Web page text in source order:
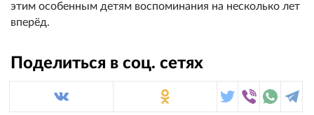
этим особенным детям воспоминания на несколько лет
вперёд.
Поделиться в соц. сетях